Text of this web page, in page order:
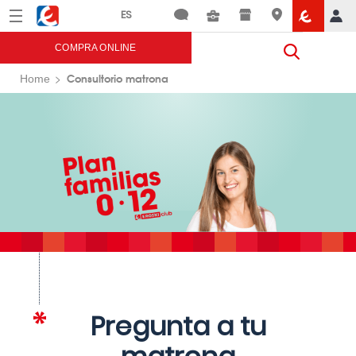
Menú Eroski
COMPRA ONLINE
Home Consultorio matrona
Pregunta a tu